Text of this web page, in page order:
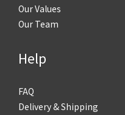
Our Values
Our Team
Help
FAQ
Delivery & Shipping